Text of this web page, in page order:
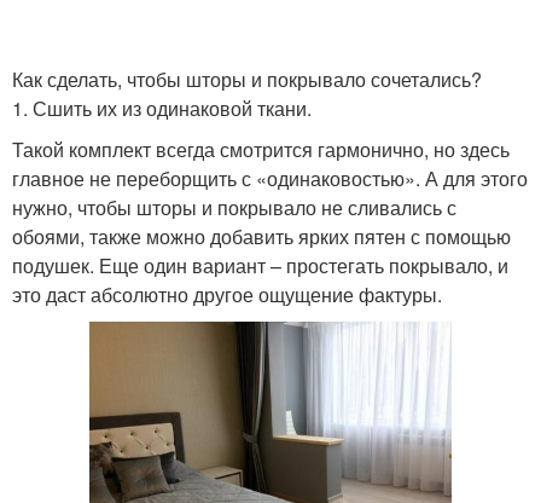
Как сделать, чтобы шторы и покрывало сочетались?
1. Сшить их из одинаковой ткани.
Такой комплект всегда смотрится гармонично, но здесь
главное не переборщить с «одинаковостью». А для этого
нужно, чтобы шторы и покрывало не сливались с
обоями, также можно добавить ярких пятен с помощью
подушек. Еще один вариант – простегать покрывало, и
это даст абсолютно другое ощущение фактуры.